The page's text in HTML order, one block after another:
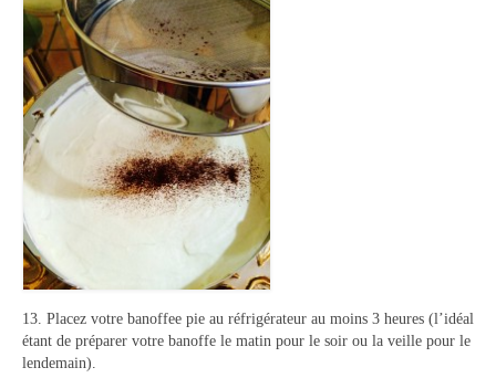
13. Placez votre banoffee pie au réfrigérateur au moins 3 heures (l’idéal
étant de préparer votre banoffe le matin pour le soir ou la veille pour le
lendemain).